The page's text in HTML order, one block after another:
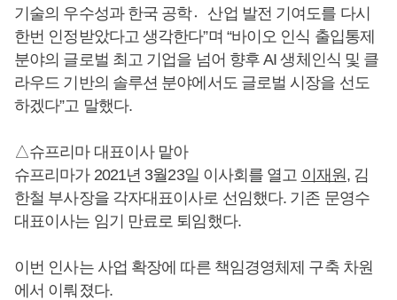
기술의 우수성과 한국 공학산〮업 발전 기여도를 다시
한번 인정받았다고 생각한다”며 “바이오 인식 출입통제
분야의 글로벌 최고 기업을 넘어 향후 AI 생체인식 및 클
라우드 기반의 솔루션 분야에서도 글로벌 시장을 선도
하겠다”고 말했다.
△슈프리마 대표이사 맡아
슈프리마가 2021년 3월23일 이사회를 열고 이재원, 김
한철 부사장을 각자대표이사로 선임했다. 기존 문영수
대표이사는 임기 만료로 퇴임했다.
이번 인사는 사업 확장에 따른 책임경영체제 구축 차원
에서 이뤄졌다.